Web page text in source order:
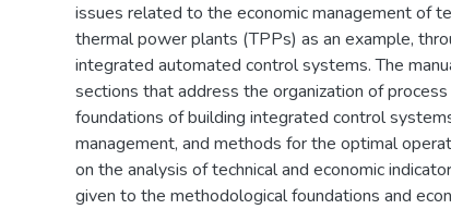
issues related to the economic management of
thermal power plants (TPPs) as an example,
integrated automated control systems. The
sections that address the organization of
foundations of building integrated control
management, and methods for the optimal
on the analysis of technical and economic
given to the methodological foundations and